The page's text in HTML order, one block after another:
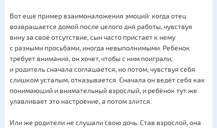
Вот ещё пример взаимоналожения эмоций: когда отец
возвращается домой после целого дня работы, чувствуя
вину за своё отсутствие, сын часто пристает к нему
с разными просьбами, иногда невыполнимыми. Ребёнок
требует внимания, он хочет, чтобы с ним поиграли,
и родитель сначала соглашается, но потом, чувствуя себя
слишком усталым, отказывается. Сначала он ведёт себя как
понимающий и внимательный взрослый, и ребёнок тут же
улавливает это настроение, а потом злится.
Или же родители не слушали свою дочь. Став взрослой, она